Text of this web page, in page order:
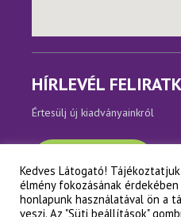
HÍRLEVÉL
Értesülj új kiadványainkról
Kedves Látogató!
élmény fokozásának
honlapunk használatával ön a
veszi. Az "Süti beállítások"